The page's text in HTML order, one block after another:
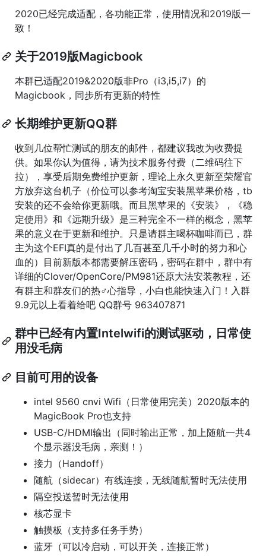
2020已经完成适配，各功能正常，使用情况和2019版一
致！
关于2019版Magicbook
本群已适配2019&2020版非Pro（i3,i5,i7）的
Magicbook，同步所有更新的特性
长期维护更新QQ群
收到几位帮忙测试的朋友的邮件，都建议我改为收费提
供。如果你认为值得，请为技术服务付费（二维码往下
拉），享受后期免费维护更新，理论上永久更新至荣耀官
方放弃这台机子（价位可以参考淘宝安装黑苹果价格，tb
安装的还不会给你更新哦。而且黑苹果的《安装》，《稳
定使用》和《远期升级》是三种完全不一样的概念，黑苹
果的意义在于更新和维护。只是请群主喝杯咖啡而已，群
主为这个EFI真的是付出了几百甚至几千小时的努力和心
血的）目前新版本都需要解压密码，密码在群中，群中有
详细的Clover/OpenCore/PM981还原大法安装教程，还
有群主和群友们的热♂心指导，小白也能快速入门！入群
9.9元以上看着给吧 QQ群号 963407871
群中已经有内置Intelwifi的测试驱动，日常使
用没毛病
目前可用的设备
intel 9560 cnvi Wifi（日常使用完美）2020版本的
MagicBook Pro也支持
USB-C/HDMI输出（同时输出正常，加上随航一共4
个显示器没毛病，亲测！）
接力（Handoff）
随航（sidecar）有线连接，无线随航暂时无法使用
隔空投送暂时无法使用
核芯显卡
触摸板（支持多任务手势）
蓝牙（可以冷启动，可以开关，连接正常）